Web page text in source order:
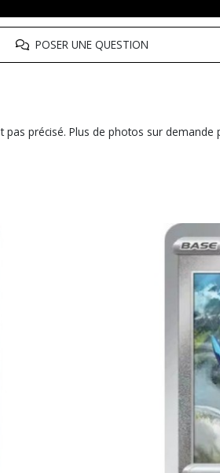
POSER UNE QUESTION
pas précisé. Plus de photos sur